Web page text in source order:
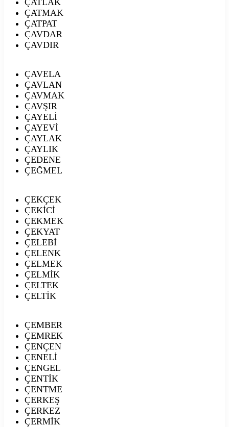
ÇATMAK
ÇATPAT
ÇAVDAR
ÇAVDIR
ÇAVELA
ÇAVLAN
ÇAVMAK
ÇAVŞIR
ÇAYELİ
ÇAYEVİ
ÇAYLAK
ÇAYLIK
ÇEDENE
ÇEĞMEL
ÇEKÇEK
ÇEKİCİ
ÇEKMEK
ÇEKYAT
ÇELEBİ
ÇELENK
ÇELMEK
ÇELMİK
ÇELTEK
ÇELTİK
ÇEMBER
ÇEMREK
ÇENÇEN
ÇENELİ
ÇENGEL
ÇENTİK
ÇENTME
ÇERKEŞ
ÇERKEZ
ÇERMİK